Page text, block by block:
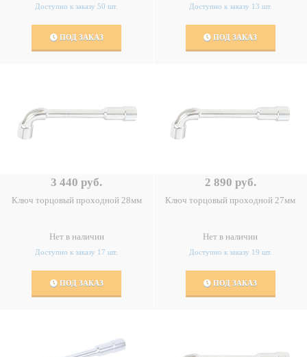
Доступно к заказу 50 шт.
ПОД ЗАКАЗ
Доступно к заказу 13 шт.
ПОД ЗАКАЗ
3 440 руб.
Ключ торцовый проходной 28мм
Нет в наличии
Доступно к заказу 17 шт.
ПОД ЗАКАЗ
2 890 руб.
Ключ торцовый проходной 27мм
Нет в наличии
Доступно к заказу 19 шт.
ПОД ЗАКАЗ